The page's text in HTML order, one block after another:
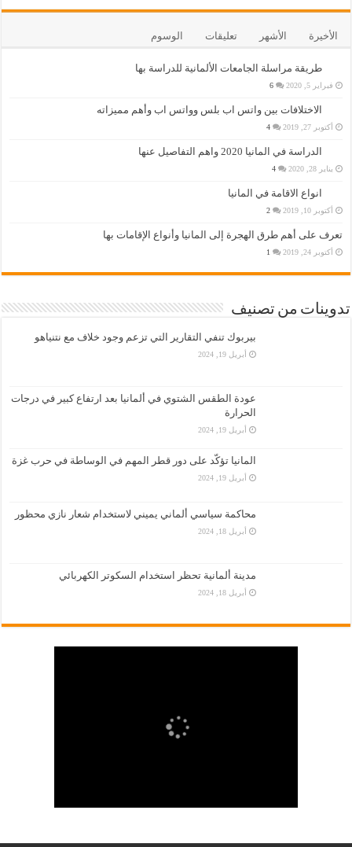
الأخيرة الأشهر تعليقات الوسوم
طريقة مراسلة الجامعات الألمانية للدراسة بها
فبراير 5, 2020 6
الاختلافات بين واتس اب بلس وواتس اب وأهم مميزاته
أكتوبر 27, 2019 4
الدراسة في المانيا 2020 واهم التفاصيل عنها
يناير 28, 2020 4
انواع الاقامة في المانيا
أكتوبر 10, 2019 2
تعرف على أهم طرق الهجرة إلى المانيا وأنواع الإقامات بها
أكتوبر 24, 2019 1
تدوينات من تصنيف
بيربوك تنفي التقارير التي تزعم وجود خلاف مع نتنياهو
أبريل 19, 2024
عودة الطقس الشتوي في ألمانيا بعد ارتفاع كبير في درجات
الحرارة
أبريل 19, 2024
المانيا تؤكّد على دور قطر المهم في الوساطة في حرب غزة
أبريل 19, 2024
محاكمة سياسي ألماني يميني لاستخدام شعار نازي محظور
أبريل 18, 2024
مدينة ألمانية تحظر استخدام السكوتر الكهربائي
أبريل 18, 2024